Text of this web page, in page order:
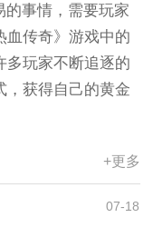
的事情，需要玩家
血传奇》游戏中的
多玩家不断追逐的
，获得自己的黄金
+更多
07-18